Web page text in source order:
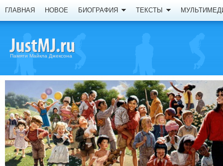
ГЛАВНАЯ НОВОЕ БИОГРАФИЯ ТЕКСТЫ
Памяти Майкла Джексона